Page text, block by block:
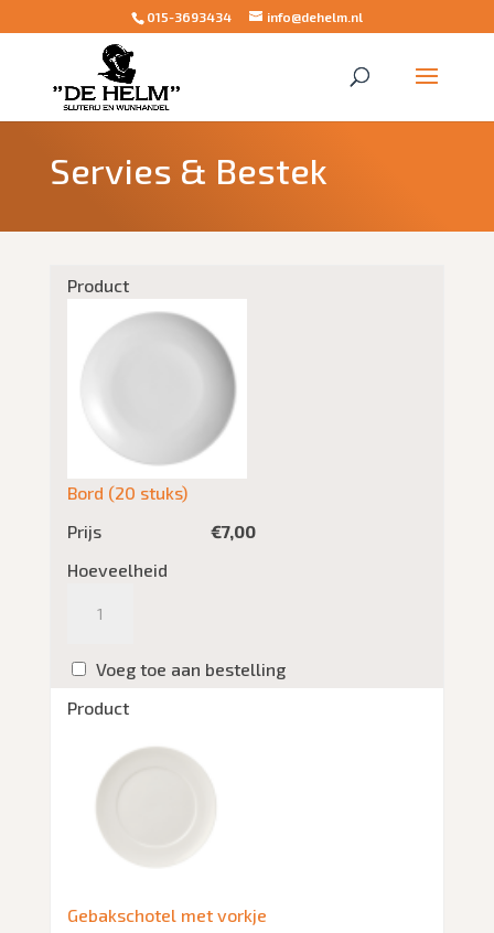
015-3693434 info@dehelm.nl
Servies & Bestek
Product
Bord (20 stuks)
Prijs
€7,00
Hoeveelheid
Voeg toe aan bestelling
Product
Gebakschotel met vorkje